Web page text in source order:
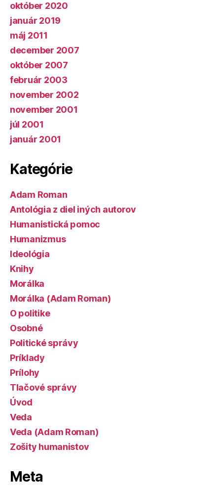
október 2020
január 2019
máj 2011
december 2007
október 2007
február 2003
november 2002
november 2001
júl 2001
január 2001
Kategórie
Adam Roman
Antológia z diel iných autorov
Humanistická pomoc
Humanizmus
Ideológia
Knihy
Morálka
Morálka (Adam Roman)
O politike
Osobné
Politické správy
Príklady
Prílohy
Tlačové správy
Úvod
Veda
Veda (Adam Roman)
Zošity humanistov
Meta